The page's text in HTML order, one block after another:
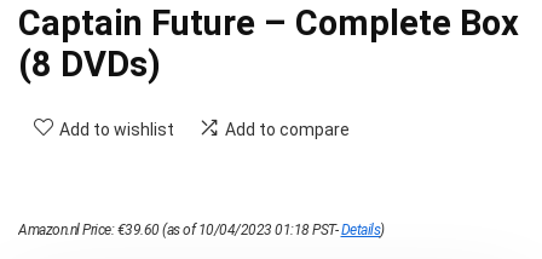
Captain Future – Complete Box
(8 DVDs)
Add to wishlist Add to compare
Amazon.nl Price:€39.60(as of 10/04/2023 01:18 PST-Details)